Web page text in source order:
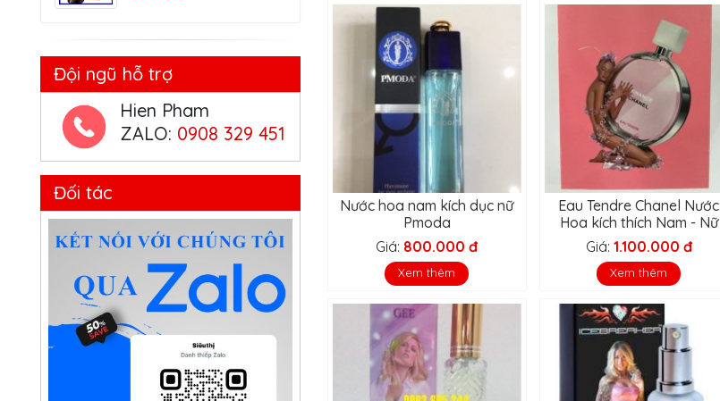
Nước hoa nam kích dục nữ
Pmoda
Giá: 800.000 đ
Xem thêm
Eau Tendre Chanel Nước
Hoa kích thích Nam - Nữ
Giá: 1.100.000 đ
Xem thêm
Đội ngũ hỗ trợ
Hien Pham
ZALO: 0908 329 451
Đối tác